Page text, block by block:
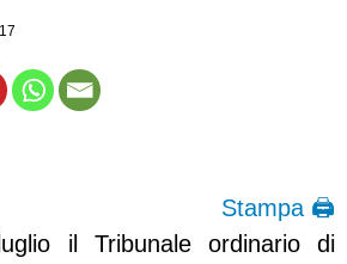
Stampa 🖨
il Tribunale ordinario di